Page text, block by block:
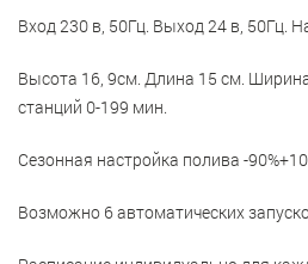
Вход 230 в, 50Гц. Выход 24 в, 50Гц.
Высота 16, 9см. Длина 15 см.
станций 0-199 мин.
Сезонная настройка полива -
Возможно 6 автоматических